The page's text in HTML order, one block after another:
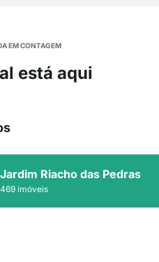
EM CONTAGEM
está aqui
Jardim Riacho das Pedras
469 imóveis